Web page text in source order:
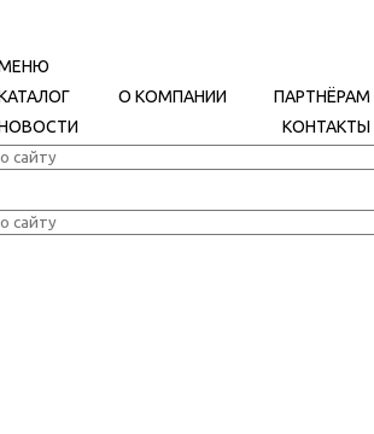
О КОМПАНИИ
ПАРТНЁРАМ
КОНТАКТЫ